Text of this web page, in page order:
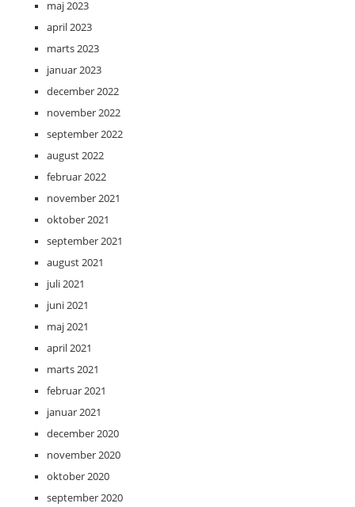
maj 2023
april 2023
marts 2023
januar 2023
december 2022
november 2022
september 2022
august 2022
februar 2022
november 2021
oktober 2021
september 2021
august 2021
juli 2021
juni 2021
maj 2021
april 2021
marts 2021
februar 2021
januar 2021
december 2020
november 2020
oktober 2020
september 2020